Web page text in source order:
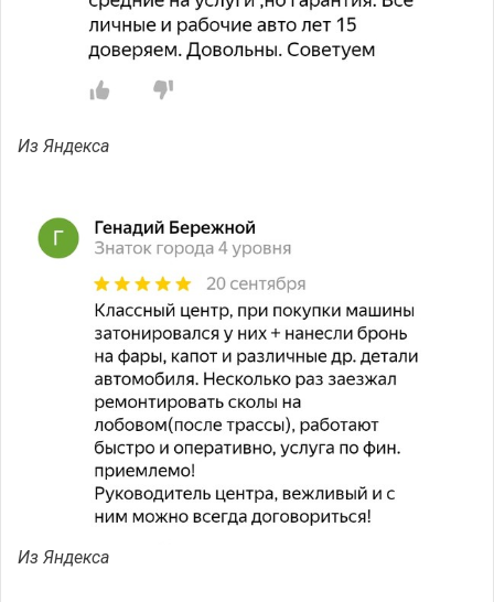
Из Яндекса
Из Яндекса